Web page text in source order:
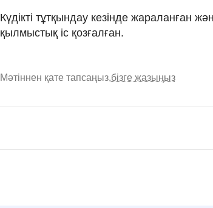
Күдікті тұтқындау кезінде жараланған
қылмыстық іс қозғалған.
Мәтіннен қате тапсаңыз,бізге жазыңыз